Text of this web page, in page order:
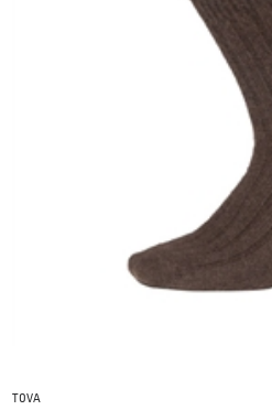
TOVA